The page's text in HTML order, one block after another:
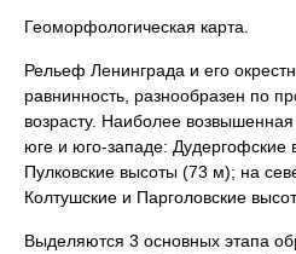
Геоморфологическая карта.
Рельеф Ленинграда и его
равнинность, разнообразен по
возрасту. Наиболее
юге и юго-западе:
Пулковские высоты (73 м); на
Колтушские и Парголовские
Выделяются 3 основных этапа